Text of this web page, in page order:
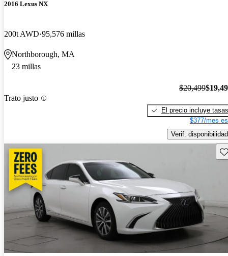
2016 Lexus NX
200t AWD 95,576 millas
Northborough, MA
23 millas
Trato justo
$20,499
El precio incluye tasas
$377/mes
Verif. disponibilidad